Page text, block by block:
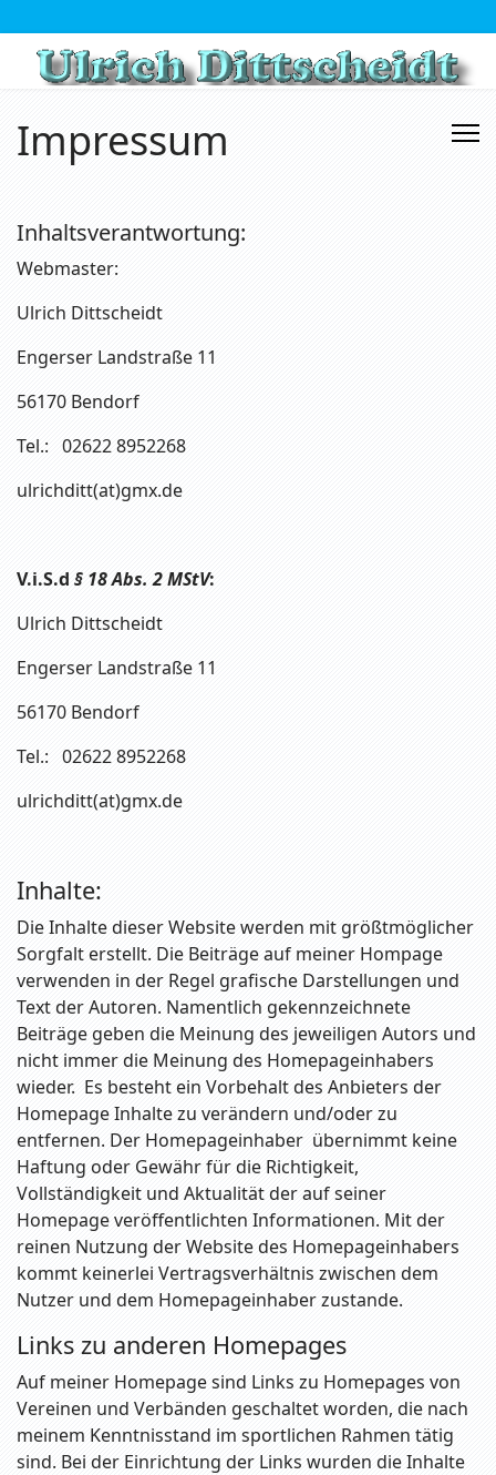
Impressum
Inhaltsverantwortung:
Webmaster:
Ulrich Dittscheidt
Engerser Landstraße 11
56170 Bendorf
Tel.: 02622 8952268
ulrichditt(at)gmx.de
V.i.S.d § 18 Abs. 2 MStV:
Ulrich Dittscheidt
Engerser Landstraße 11
56170 Bendorf
Tel.: 02622 8952268
ulrichditt(at)gmx.de
Inhalte:
Die Inhalte dieser Website werden mit größtmöglicher
Sorgfalt erstellt. Die Beiträge auf meiner Hompage
verwenden in der Regel grafische Darstellungen und
Text der Autoren. Namentlich gekennzeichnete
Beiträge geben die Meinung des jeweiligen Autors und
nicht immer die Meinung des Homepageinhabers
wieder. Es besteht ein Vorbehalt des Anbieters der
Homepage Inhalte zu verändern und/oder zu
entfernen. Der Homepageinhaber übernimmt keine
Haftung oder Gewähr für die Richtigkeit,
Vollständigkeit und Aktualität der auf seiner
Homepage veröffentlichten Informationen. Mit der
reinen Nutzung der Website des Homepageinhabers
kommt keinerlei Vertragsverhältnis zwischen dem
Nutzer und dem Homepageinhaber zustande.
Links zu anderen Homepages
Auf meiner Homepage sind Links zu Homepages von
Vereinen und Verbänden geschaltet worden, die nach
meinem Kenntnisstand im sportlichen Rahmen tätig
sind. Bei der Einrichtung der Links wurden die Inhalte